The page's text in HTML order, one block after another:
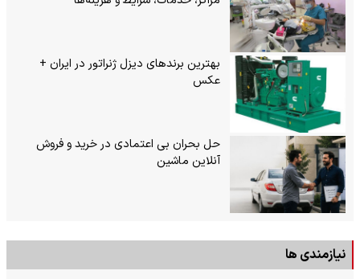
بهترین برندهای دیزل ژنراتور در ایران +
عکس
حل بحران بی‌ اعتمادی در خرید و فروش
آنلاین ماشین
نیازمندی ها